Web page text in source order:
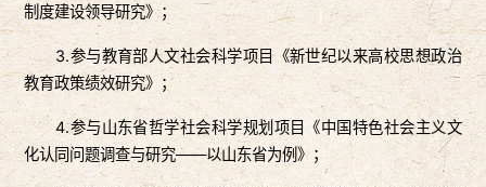
制度建设领导研究》；
3.参与教育部人文社会科学项目《新世纪以来高校思想政治
教育政策绩效研究》；
4.参与山东省哲学社会科学规划项目《中国特色社会主义文
化认同问题调查与研究——以山东省为例》；